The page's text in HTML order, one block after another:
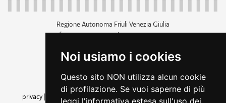
Noi usiamo i cookies
Questo sito NON utilizza alcun cookie
di profilazione. Se vuoi saperne di più
leggi l'informativa estesa sull'uso dei
Regione Autonoma Friuli Venezia Giulia
c.f. 80014930327; p.iva 00526040324
+39 040 3771111
amministrazione trasparente
privacy
cookie |note legali accessibilità
dichiarazione di